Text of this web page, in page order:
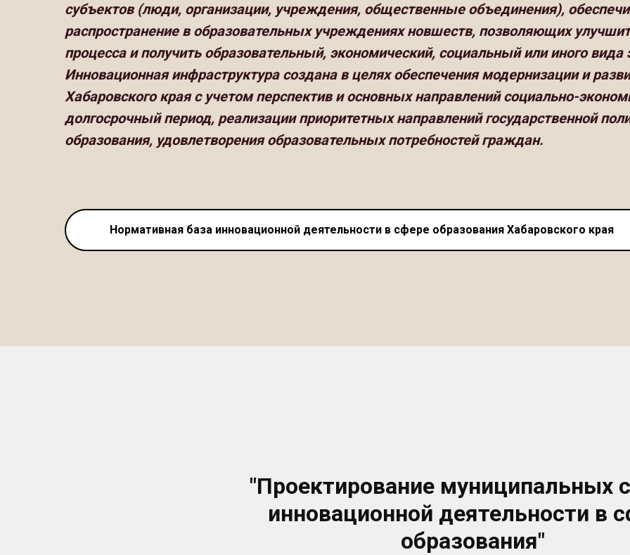
субъектов (люди, организации, учреждения, общественные объединения),
распространение в образовательных учреждениях новшеств, позволяющих
процесса и получить образовательный, экономический, социальный или иного
Инновационная инфраструктура создана в целях обеспечения модернизации и
Хабаровского края с учетом перспектив и основных направлений социально-
долгосрочный период, реализации приоритетных направлений государственной
образования, удовлетворения образовательных потребностей граждан.
Нормативная база инновационной деятельности в сфере образования Хабаровского края
"Проектирование муниципальных
инновационной деятельности в
образования"